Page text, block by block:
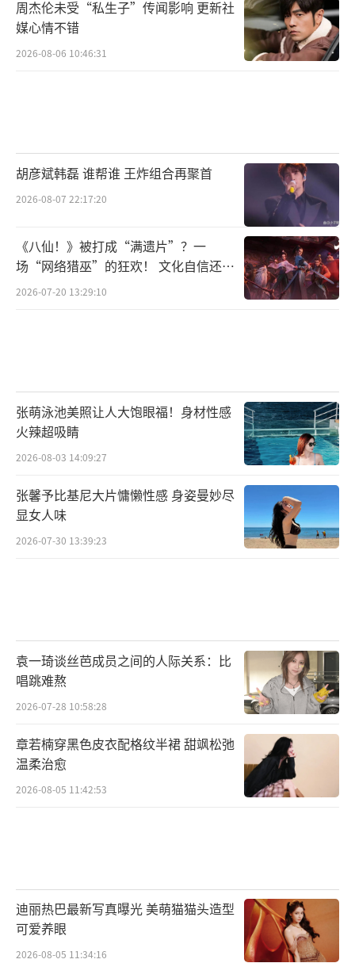
万达影视传媒有限公司、万达影业（霍尔果
斯）有限公司、华文映像（北京）影业有限公
司、欢瑞世纪联合股份有限公司、象山小红花
限公司、北京光影时代酒店管理有限公司、霍
尔果斯万影互联文化传媒有限公司、阿那亚影
视文化有限公司联合出品，陈思诚监制，戴墨
导演，张冀编剧，张译领衔主演，李晨特别主
演，魏晨、曹炳琨、王骁、张子贤主演，杨新
鸣友情出演。电影将于12月15日全国上映，敬
周杰伦未受“私生子”传闻影响 更新社
媒心情不错
2026-08-06 10:46:31
胡彦斌韩磊 谁帮谁 王炸组合再聚首
2026-08-07 22:17:20
《八仙！》被打成“满遗片”？一
场“网络猎巫”的狂欢！ 文化自信还是
焦虑？
2026-07-20 13:29:10
张萌泳池美照让人大饱眼福！身材性感
火辣超吸睛
2026-08-03 14:09:27
张馨予比基尼大片慵懒性感 身姿曼妙尽
显女人味
2026-07-30 13:39:23
袁一琦谈丝芭成员之间的人际关系：比
唱跳难熬
2026-07-28 10:58:28
章若楠穿黑色皮衣配格纹半裙 甜飒松弛
温柔治愈
2026-08-05 11:42:53
迪丽热巴最新写真曝光 美萌猫猫头造型
可爱养眼
2026-08-05 11:34:16